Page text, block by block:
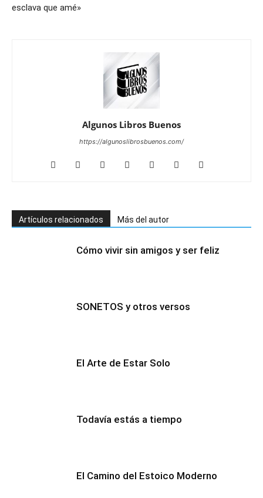
esclava que amé»
Algunos Libros Buenos
https://algunoslibrosbuenos.com/
Artículos relacionados Más del autor
Cómo vivir sin amigos y ser feliz
SONETOS y otros versos
El Arte de Estar Solo
Todavía estás a tiempo
El Camino del Estoico Moderno